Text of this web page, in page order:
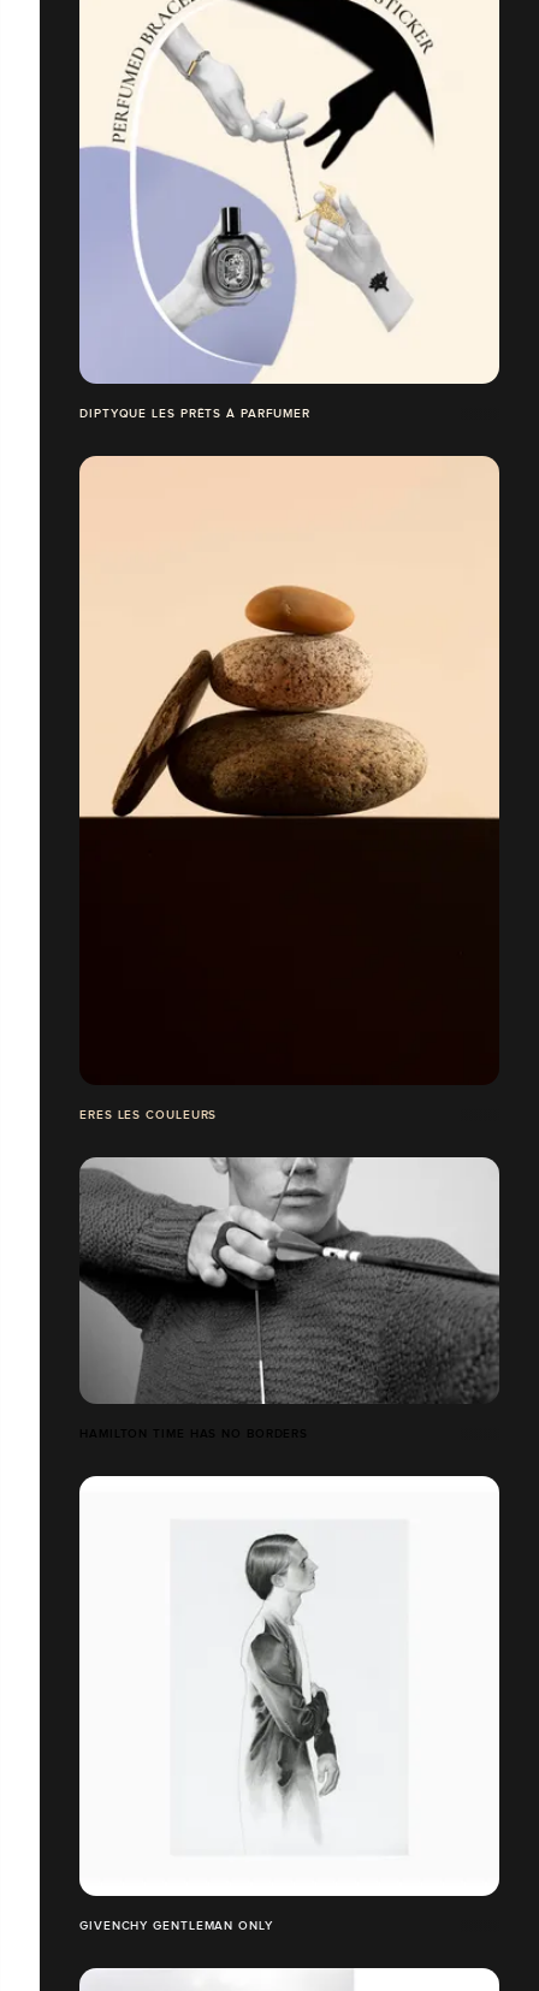
DIPTYQUE LES PRÊTS À PARFUMER
ERES LES COULEURS
HAMILTON TIME HAS NO BORDERS
GIVENCHY GENTLEMAN ONLY